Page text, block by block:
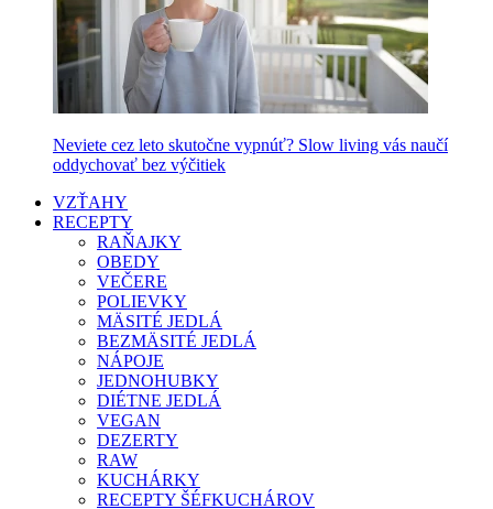
Neviete cez leto skutočne vypnúť? Slow living vás naučí
oddychovať bez výčitiek
VZŤAHY
RECEPTY
RAŇAJKY
OBEDY
VEČERE
POLIEVKY
MÄSITÉ JEDLÁ
BEZMÄSITÉ JEDLÁ
NÁPOJE
JEDNOHUBKY
DIÉTNE JEDLÁ
VEGAN
DEZERTY
RAW
KUCHÁRKY
RECEPTY ŠÉFKUCHÁROV